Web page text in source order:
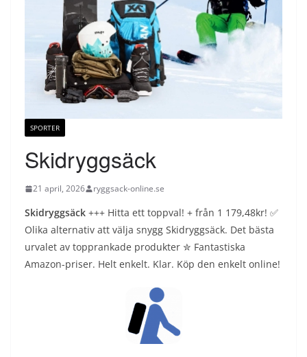
SPORTER
Skidryggsäck
21 april, 2026 ryggsack-online.se
Skidryggsäck +++ Hitta ett toppval! + från 1 179,48kr! ✅
Olika alternativ att välja snygg Skidryggsäck. Det bästa
urvalet av topprankade produkter ✮ Fantastiska
Amazon-priser. Helt enkelt. Klar. Köp den enkelt online!